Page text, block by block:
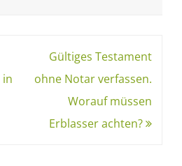
Gültiges Testament
ohne Notar verfassen.
Worauf müssen
Erblasser achten?